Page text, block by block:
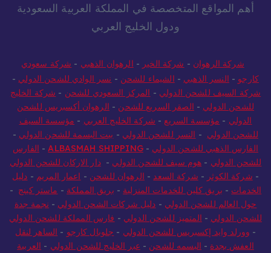
أهم المواقع المتخصصة في المملكة العربية السعودية
ودول الخليج العربي
شركة الرهوان - شركة الخير - الرهوان الذهبي - شركة سعودي
كارجو - النسر الذهبي - الشيماء للشحن - نسر الوادي للشحن الدولي -
شركة السيف للشحن الدولي - المركز السعودي للشحن - شركة الخليج
للشحن الدولي - الصقر السريع للشحن - الرهوان أكسبريس للشحن
الدولي - مؤسسة السريع - شركة الخليج العربي - مؤسسة السيف
للشحن الدولي - النسر للشحن الدولي - بيت البسمة للشحن الدولي -
الفارس الذهبي للشحن الدولي -
ALBASMAH SHIPPING
- الفارس
للشحن الدولي - هوم سيف للشحن الدولي -دار الاركان للشحن الدولي
- شركة الكوثر - شركة السعد - الرهوان للشحن - اعمار المريم - دليل
الخدمات - بريق كلين للخدمات المنزلية - بريق المملكة - ماستر كينج -
حول العالم للشحن الدولي - دليل شركات الشحن الدولي - نجمة جدة
للشحن الدولي - المتميز للشحن الدولي - فارس المملكة للشحن الدولي
- وورلد وايد إكسبريس للشحن الدولي - جلوبال كارجو - الساهر لنقل
العفش بجدة - البسمه للشحن - عبر الخليج للشحن الدولي - العربية